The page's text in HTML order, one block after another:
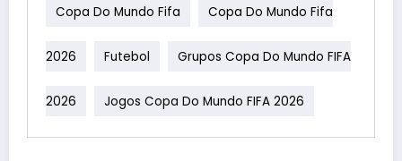
Copa Do Mundo Fifa Copa Do Mundo Fifa
2026 Futebol Grupos Copa Do Mundo FIFA
2026 Jogos Copa Do Mundo FIFA 2026